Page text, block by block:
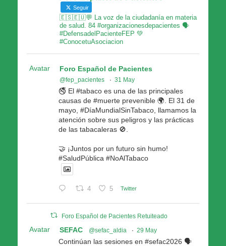
Seguir
🇪🇸🇪🇺💬 La voz de la ciudadanía en materia
de salud. 84 #organizacionesdepacientes 🗣
#DefensadelPacienteFEP 💚
#ConocetuAsociacion
Avatar Foro Español de Pacientes
@fep_pacientes · 31 May
🚭 El #tabaco es una de las principales
causas de #muerte prevenible 🌍. El 31 de
mayo, #DíaMundialSinTabaco, llamamos la
atención sobre sus peligros y las prácticas
de las tabacaleras 🚫.
🤝 ¡Juntos por un futuro sin humo!
#SaludPública #NoAlTabaco
4 5 Twitter
Foro Español de Pacientes Retuiteado
Avatar SEFAC @sefac_aldia · 29 May
Continúan las sesiones en #sefac2026 🗣️